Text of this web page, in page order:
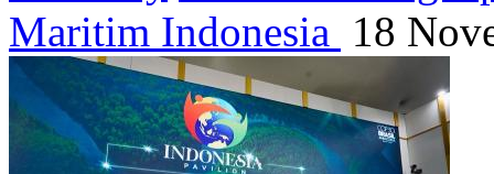
Maritim Indonesia 18